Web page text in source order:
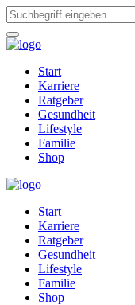
Start
Karriere
Ratgeber
Gesundheit
Lifestyle
Familie
Shop
Start
Karriere
Ratgeber
Gesundheit
Lifestyle
Familie
Shop